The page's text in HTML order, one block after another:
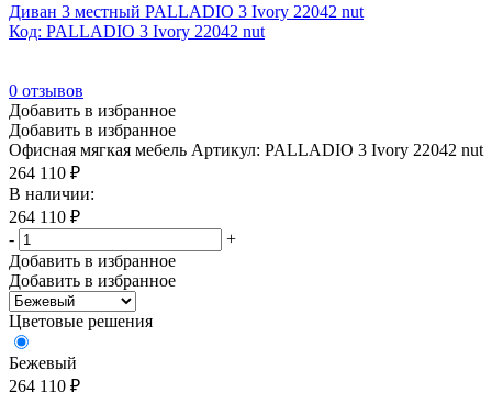
Диван 3 местный PALLADIO 3 Ivory 22042 nut
Код: PALLADIO 3 Ivory 22042 nut
0 отзывов
Добавить в избранное
Добавить в избранное
Офисная мягкая мебель Артикул: PALLADIO 3 Ivory 22042 nut
264 110 ₽
В наличии:
264 110 ₽
-
+
Добавить в избранное
Добавить в избранное
Цветовые решения
Бежевый
264 110 ₽